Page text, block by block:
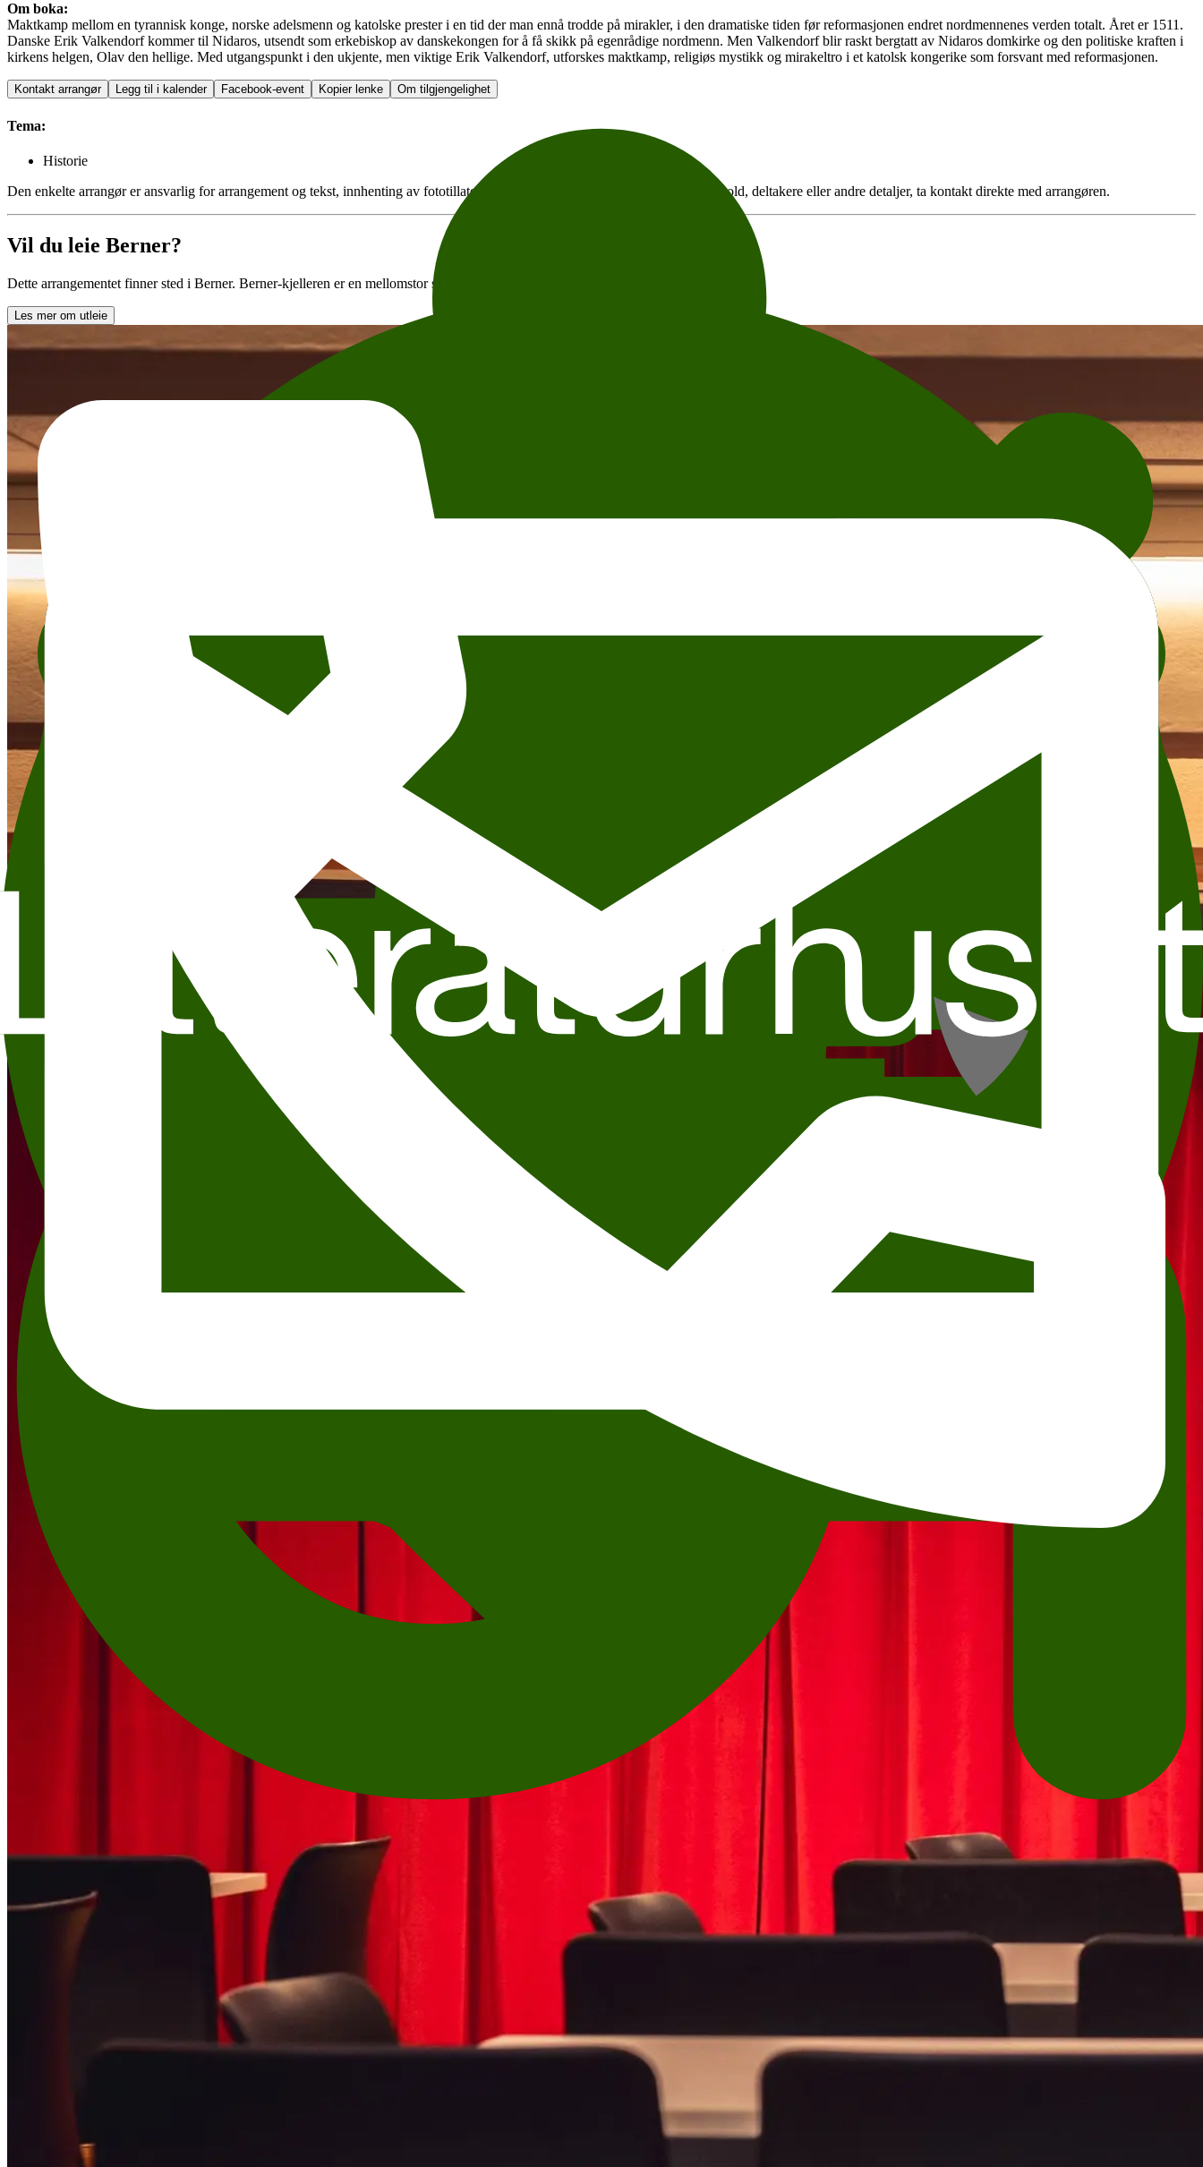
Om boka:
Maktkamp mellom en tyrannisk konge, norske adelsmenn og katolske prester i en tid der man ennå trodde på mirakler, i den dramatiske tiden før reformasjonen endret nordmennenes verden totalt. Året er 1511.
Danske Erik Valkendorf kommer til Nidaros, utsendt som erkebiskop av danskekongen for å få skikk på egenrådige nordmenn. Men Valkendorf blir raskt bergtatt av Nidaros domkirke og den politiske kraften i
kirkens helgen, Olav den hellige. Med utgangspunkt i den ukjente, men viktige Erik Valkendorf, utforskes maktkamp, religiøs mystikk og mirakeltro i et katolsk kongerike som forsvant med reformasjonen.
Kontakt arrangør Legg til i kalender Facebook-event Kopier lenke Om tilgjengelighet
Tema:
Historie
Den enkelte arrangør er ansvarlig for arrangement og tekst, innhenting av fototillatelse og fotokreditering. For spørsmål om innhold, deltakere eller andre detaljer, ta kontakt direkte med arrangøren.
Vil du leie Berner?
Dette arrangementet finner sted i Berner. Berner-kjelleren er en mellomstor sal i underetasjen på Litteraturhuset.
Les mer om utleie